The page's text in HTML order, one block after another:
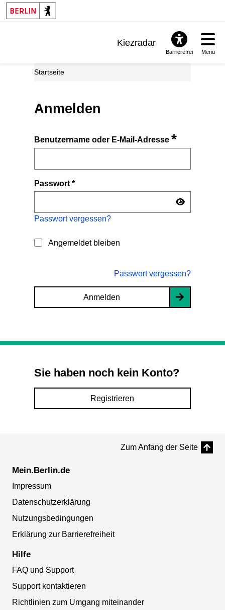
Kiezradar
Barrierefrei Menü
Startseite
Anmelden
Benutzername oder E-Mail-Adresse*
Passwort*
Passwort vergessen?
Angemeldet bleiben
Passwort vergessen?
Anmelden
Sie haben noch kein Konto?
Registrieren
Zum Anfang der Seite
Mein.Berlin.de
Impressum
Datenschutzerklärung
Nutzungsbedingungen
Erklärung zur Barrierefreiheit
Hilfe
FAQ und Support
Support kontaktieren
Richtlinien zum Umgang miteinander